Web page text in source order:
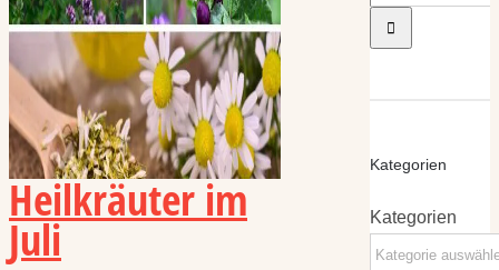
Heilkräuter im
Juli
Kategorien
Kategorien